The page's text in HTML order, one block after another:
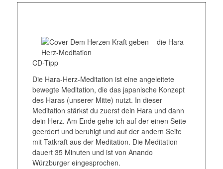
CD-Tipp
Die Hara-Herz-Meditation ist eine angeleitete
bewegte Meditation, die das japanische Konzept
des Haras (unserer Mitte) nutzt. In dieser
Meditation stärkst du zuerst dein Hara und dann
dein Herz. Am Ende gehe ich auf der einen Seite
geerdert und beruhigt und auf der andern Seite
mit Tatkraft aus der Meditation. Die Meditation
dauert 35 Minuten und ist von Anando
Würzburger eingesprochen.